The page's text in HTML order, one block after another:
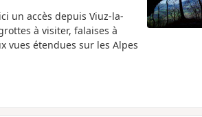
un accès depuis Viuz-la-
à visiter, falaises à
vues étendues sur les Alpes